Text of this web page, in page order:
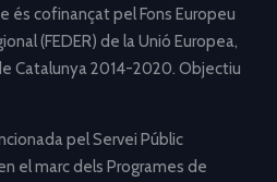
és cofinançat pel Fons Europeu
(FEDER) de la Unió Europea,
Catalunya 2014-2020. Objectiu
pel Servei Públic
el marc dels Programes de